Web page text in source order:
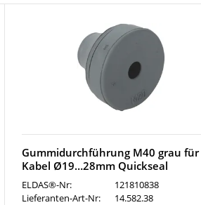
Gummidurchführung M40 grau für
Kabel Ø19…28mm Quickseal
ELDAS®-Nr:
121810838
Lieferanten-Art-Nr:
14.582.38